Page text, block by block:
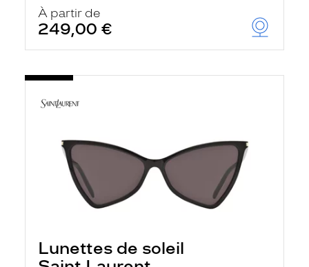
À partir de
249,00 €
Lunettes de soleil